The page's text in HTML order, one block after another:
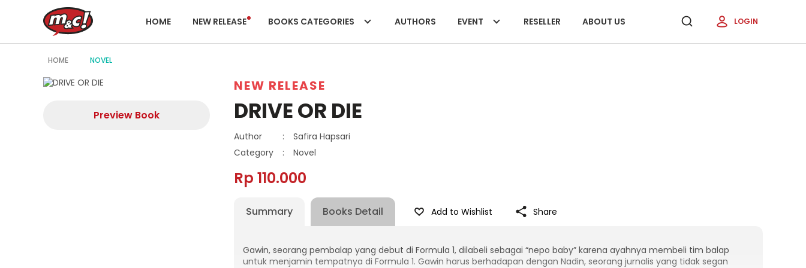
HOME NEW RELEASE BOOKS CATEGORIES AUTHORS EVENT RESELLER ABOUT US LOGIN
HOME NOVEL
Preview Book
NEW RELEASE
DRIVE OR DIE
Author :
Safira Hapsari
Category
: Novel
Rp 110.000
Summary Books Detail Add to Wishlist Share
Gawin, seorang pembalap yang debut di Formula 1, dilabeli sebagai “nepo baby” karena ayahnya membeli tim balap
untuk menjamin tempatnya di Formula 1. Gawin harus berhadapan dengan Nadin, seorang jurnalis yang tidak segan